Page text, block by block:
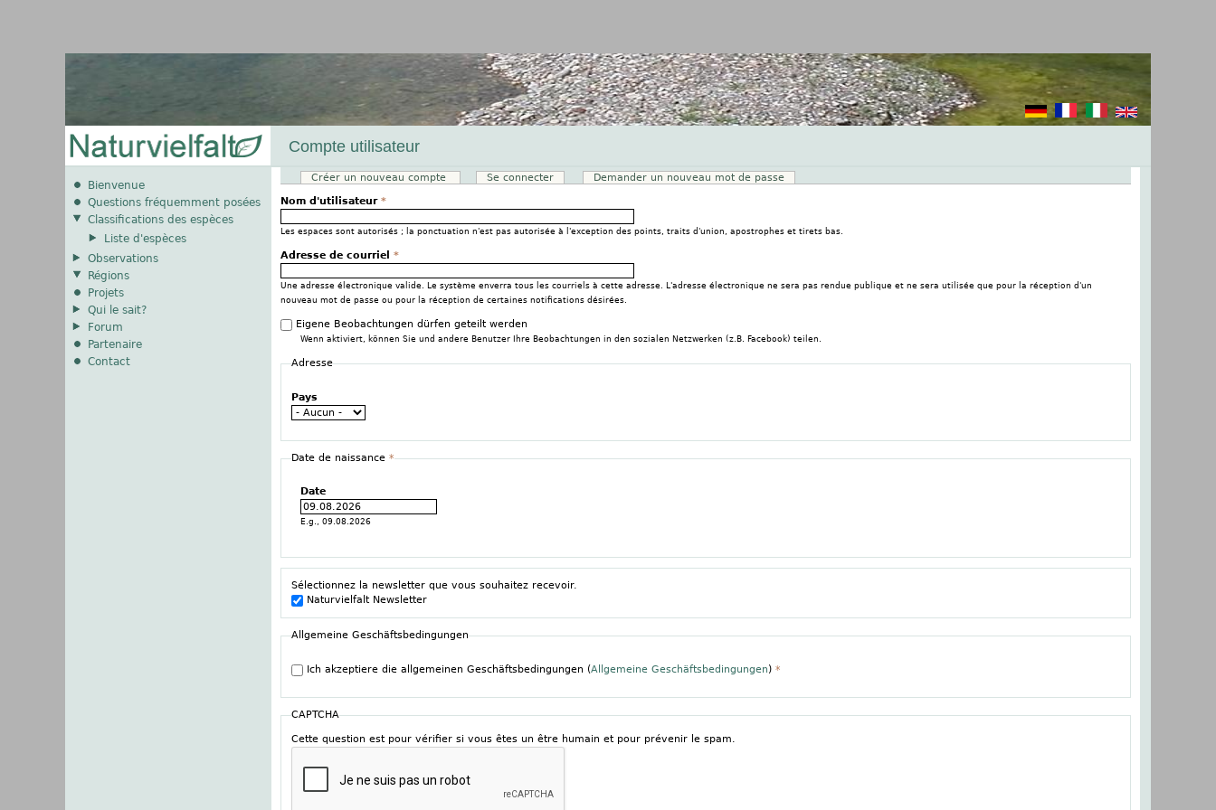
Compte utilisateur
Onglets principaux
Créer un nouveau compte (onglet actif)Se connecter
Demander un nouveau mot de passe
Nom d'utilisateur *
Les espaces sont autorisés ; la ponctuation n'est pas autorisée à l'exception des points, traits d'union, apostrophes et tirets bas.
Adresse de courriel *
Une adresse électronique valide. Le système enverra tous les courriels à cette adresse. L'adresse électronique ne sera pas rendue publique et ne sera utilisée que pour la réception d'un
nouveau mot de passe ou pour la réception de certaines notifications désirées.
Eigene Beobachtungen dürfen geteilt werden
Wenn aktiviert, können Sie und andere Benutzer Ihre Beobachtungen in den sozialen Netzwerken (z.B. Facebook) teilen.
Adresse
Pays
Date de naissance *
Date
E.g., 09.08.2026
Sélectionnez la newsletter que vous souhaitez recevoir.
Naturvielfalt Newsletter
Allgemeine Geschäftsbedingungen
Ich akzeptiere die allgemeinen Geschäftsbedingungen (Allgemeine Geschäftsbedingungen) *
CAPTCHA
Cette question est pour vérifier si vous êtes un être humain et pour prévenir le spam.
Bienvenue
Questions fréquemment posées
Classifications des espèces
Liste d'espèces
Observations
Régions
Projets
Qui le sait?
Forum
Partenaire
Contact